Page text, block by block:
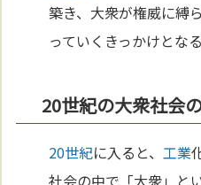
築き、大衆が権威に縛
っていくきっかけとなる
20世紀の大衆社会
20世紀に入ると、工業